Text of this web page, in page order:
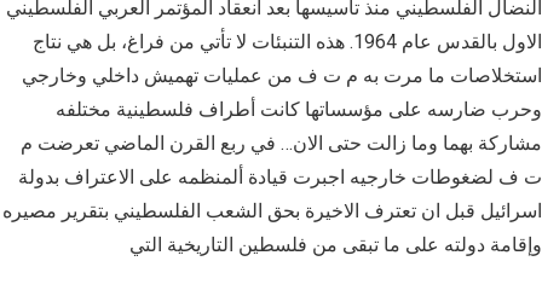
النضال الفلسطيني منذ تأسيسها بعد انعقاد المؤتمر العربي الفلسطيني
الاول بالقدس عام 1964. هذه التنبئات لا تأتي من فراغ، بل هي نتاج
استخلاصات ما مرت به م ت ف من عمليات تهميش داخلي وخارجي
وحرب ضارسه على مؤسساتها كانت أطراف فلسطينية مختلفه
مشاركة بهما وما زالت حتى الان… في ربع القرن الماضي تعرضت م
ت ف لضغوطات خارجيه اجبرت قيادة ألمنظمه على الاعتراف بدولة
اسرائيل قبل ان تعترف الاخيرة بحق الشعب الفلسطيني بتقرير مصيره
وإقامة دولته على ما تبقى من فلسطين التاريخية التي